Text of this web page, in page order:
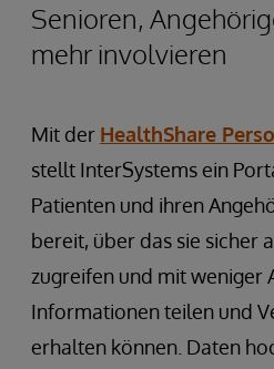
Senioren,
mehr involvieren
Mit der HealthShare
stellt InterSystems ein
Patienten und ihren
bereit, über das sie sicher
zugreifen und mit weniger
Informationen teilen und
erhalten können. Daten